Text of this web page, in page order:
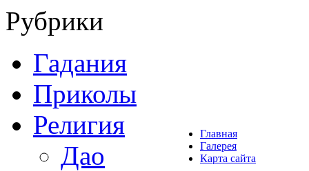
Главная
Галерея
Карта сайта
Рубрики
Гадания
Приколы
Религия
Дао